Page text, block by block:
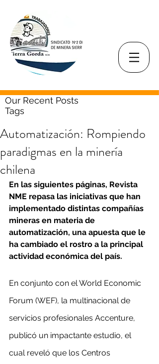
Our Recent Posts
Tags
Automatización: Rompiendo
paradigmas en la minería
chilena
En las siguientes páginas, Revista
NME repasa las iniciativas que han
implementado distintas compañías
mineras en materia de
automatización, una apuesta que le
ha cambiado el rostro a la principal
actividad económica del país.
En conjunto con el World Economic
Forum (WEF), la multinacional de
servicios profesionales Accenture,
publicó un impactante estudio, el
cual reveló que los Centros